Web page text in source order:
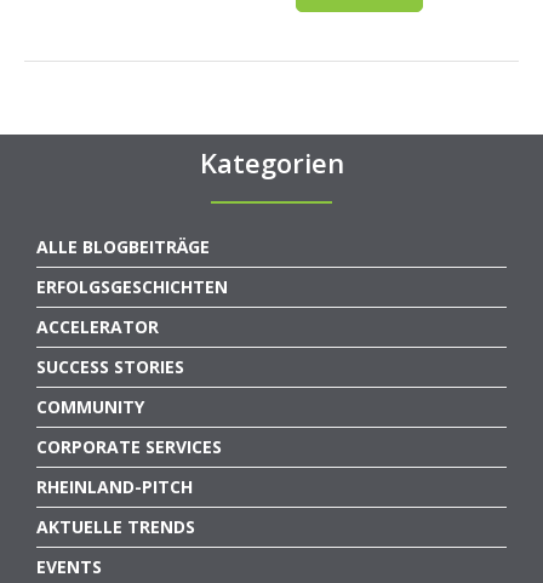
Kategorien
ALLE BLOGBEITRÄGE
ERFOLGSGESCHICHTEN
ACCELERATOR
SUCCESS STORIES
COMMUNITY
CORPORATE SERVICES
RHEINLAND-PITCH
AKTUELLE TRENDS
EVENTS